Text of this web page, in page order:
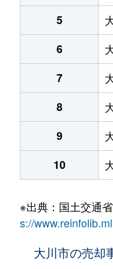
5
6
7
8
9
10
※出典：国土交通
s://
大川市の売却